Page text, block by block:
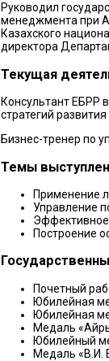
Руководил
менеджмента при
Казахского
директора
Текущая
Консультант ЕБРР
стратегий
Бизнес-тренер по
Темы
Применение
Управление
Эффективное
Построение
Почетный
Юбилейная
Юбилейная
Медаль
Юбилейный
Медаль «В.И.